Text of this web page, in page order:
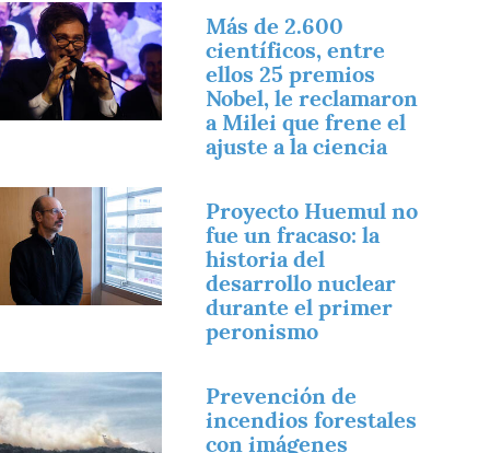
Más de 2.600
científicos, entre
ellos 25 premios
Nobel, le reclamaron
a Milei que frene el
ajuste a la ciencia
Proyecto Huemul no
fue un fracaso: la
historia del
desarrollo nuclear
durante el primer
peronismo
Prevención de
incendios forestales
con imágenes